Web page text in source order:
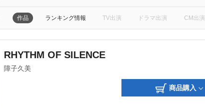
作品 ランキング情報 TV出演 ドラマ出演 CM出演
RHYTHM OF SILENCE
障子久美
商品購入